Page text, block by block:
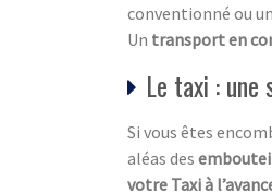
conventionné ou un
Un transport en
Le taxi : une
Si vous êtes
aléas des
votre Taxi à